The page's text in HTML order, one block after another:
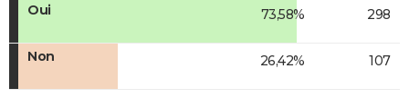
Oui
73,58% 298
Non 26,42% 107